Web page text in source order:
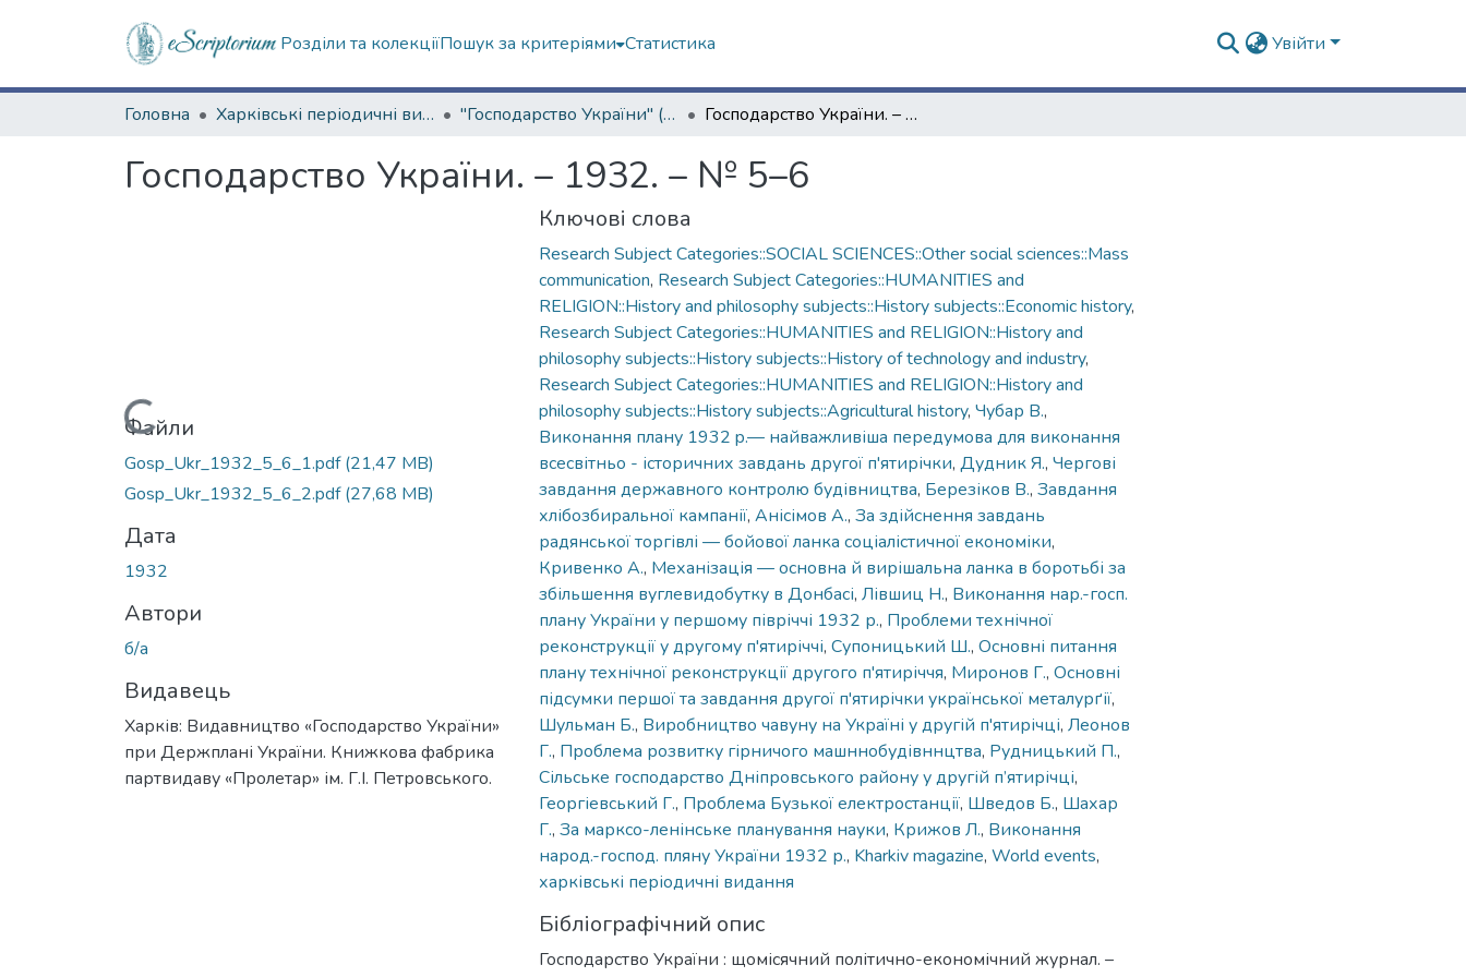
Розділи та колекціїПошук за критеріями Статистика Увійти
Головна Харківські періодичні видання "Господарство України" (1929 р.) Господарство України. – 1932. – № 5–6
Господарство України. – 1932. – № 5–6
Вантажиться...
Файли
Gosp_Ukr_1932_5_6_1.pdf(21,47 MB)
Gosp_Ukr_1932_5_6_2.pdf(27,68 MB)
Дата
1932
Автори
б/а
Видавець
Харків: Видавництво «Господарство України»
при Держплані України. Книжкова фабрика
партвидаву «Пролетар» ім. Г.І. Петровського.
Ключові слова
Research Subject Categories::SOCIAL SCIENCES::Other social sciences::Mass
communication, Research Subject Categories::HUMANITIES and
RELIGION::History and philosophy subjects::History subjects::Economic history,
Research Subject Categories::HUMANITIES and RELIGION::History and
philosophy subjects::History subjects::History of technology and industry,
Research Subject Categories::HUMANITIES and RELIGION::History and
philosophy subjects::History subjects::Agricultural history, Чубар В.,
Виконання плану 1932 p.— найважливіша передумова для виконання
всесвітньо - історичних завдань другої п'ятирічки, Дудник Я., Чергові
завдання державного контролю будівництва, Березіков В., Завдання
хлібозбиральної кампанії, Анісімов А., За здійснення завдань
радянської торгівлі — бойової ланка соціалістичної економіки,
Кривенко А., Механізація — основна й вирішальна ланка в боротьбі за
збільшення вуглевидобутку в Донбасі, Лівшиц Н., Виконання нар.-госп.
плану України у першому півріччі 1932 р., Проблеми технічної
реконструкції у другому п'ятиріччі, Супоницький Ш., Основні питання
плану технічної реконструкції другого п'ятиріччя, Миронов Г., Основні
підсумки першої та завдання другої п'ятирічки української металурґії,
Шульман Б., Виробництво чавуну на Україні у другій п'ятирічці, Леонов
Г., Проблема розвитку гірничого машннобудівннцтва, Рудницький П.,
Сільське господарство Дніпровського району у другій п’ятирічці,
Георгіевський Г., Проблема Бузької електростанції, Шведов Б., Шахар
Г., За марксо-ленінське планування науки, Крижов Л., Виконання
народ.-господ. пляну України 1932 р., Kharkiv magazine, World events,
харківські періодичні видання
Бібліографічний опис
Господарство України : щомісячний політично-економічний журнал. –